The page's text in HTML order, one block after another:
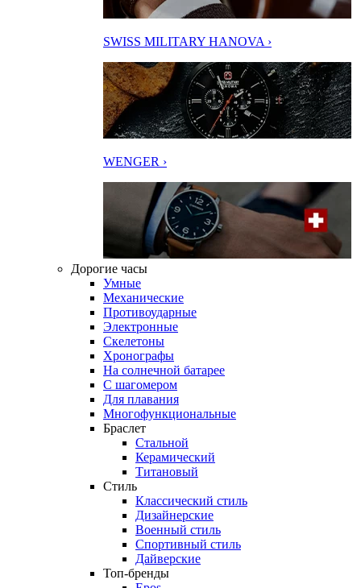
SWISS MILITARY HANOVA ›
WENGER ›
Дорогие часы
Умные
Механические
Противоударные
Электронные
Скелетоны
Хронографы
На солнечной батарее
С шагомером
Для плавания
Многофункциональные
Браслет
Стальной
Керамический
Титановый
Стиль
Классический стиль
Дизайнерские
Военный стиль
Спортивный стиль
Дайверские
Топ-бренды